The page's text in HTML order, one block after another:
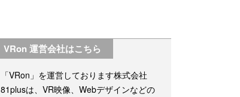
VRon 運営会社はこちら
「VRon」を運営しております株式会社
81plusは、VR映像、Webデザインなどの